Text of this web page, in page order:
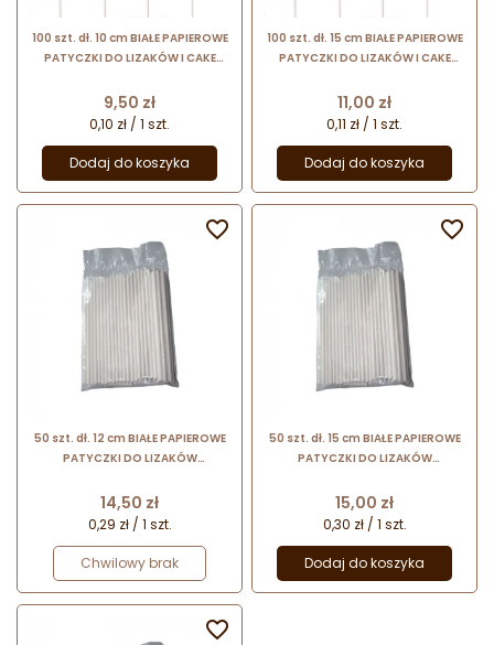
100 szt. dł. 10 cm BIAŁE PAPIEROWE
PATYCZKI DO LIZAKÓW I CAKE
Cena
9,50 zł
0,10 zł / 1 szt.
Dodaj do koszyka
100 szt. dł. 15 cm BIAŁE PAPIEROWE
PATYCZKI DO LIZAKÓW I CAKE
Cena
11,00 zł
0,11 zł / 1 szt.
Dodaj do koszyka
50 szt. dł. 12 cm BIAŁE PAPIEROWE
PATYCZKI DO LIZAKÓW
SILIKOMART
Cena
14,50 zł
0,29 zł / 1 szt.
Chwilowy brak

50 szt. dł. 15 cm BIAŁE PAPIEROWE
PATYCZKI DO LIZAKÓW
SILIKOMART
Cena
15,00 zł
0,30 zł / 1 szt.
Dodaj do koszyka

